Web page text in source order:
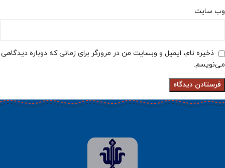
وب‌ سایت
ذخیره نام، ایمیل و وبسایت من در مرورگر برای زمانی که دوباره دیدگاهی
می‌نویسم.